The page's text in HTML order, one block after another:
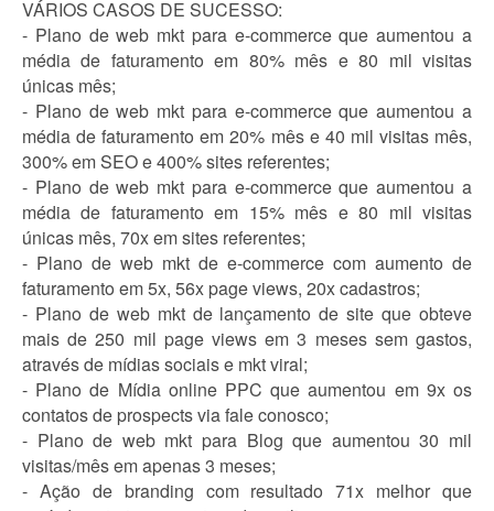
VÁRIOS CASOS DE SUCESSO:
- Plano de web mkt para e-commerce que aumentou a
média de faturamento em 80% mês e 80 mil visitas
únicas mês;
- Plano de web mkt para e-commerce que aumentou a
média de faturamento em 20% mês e 40 mil visitas mês,
300% em SEO e 400% sites referentes;
- Plano de web mkt para e-commerce que aumentou a
média de faturamento em 15% mês e 80 mil visitas
únicas mês, 70x em sites referentes;
- Plano de web mkt de e-commerce com aumento de
faturamento em 5x, 56x page views, 20x cadastros;
- Plano de web mkt de lançamento de site que obteve
mais de 250 mil page views em 3 meses sem gastos,
através de mídias sociais e mkt viral;
- Plano de Mídia online PPC que aumentou em 9x os
contatos de prospects via fale conosco;
- Plano de web mkt para Blog que aumentou 30 mil
visitas/mês em apenas 3 meses;
- Ação de branding com resultado 71x melhor que